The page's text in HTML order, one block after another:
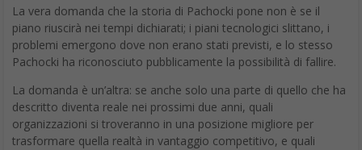
La vera domanda che la storia di Pachocki pone non è se il
piano riuscirà nei tempi dichiarati; i piani tecnologici slittano, i
problemi emergono dove non erano stati previsti, e lo stesso
Pachocki ha riconosciuto pubblicamente la possibilità di fallire.
La domanda è un’altra: se anche solo una parte di quello che ha
descritto diventa reale nei prossimi due anni, quali
organizzazioni si troveranno in una posizione migliore per
trasformare quella realtà in vantaggio competitivo, e quali